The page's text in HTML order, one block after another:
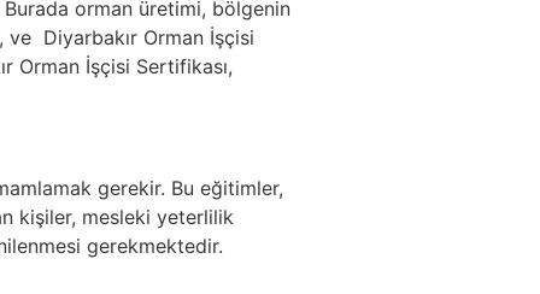
Burada orman üretimi, bölgenin
ve Diyarbakır Orman İşçisi
Orman İşçisi Sertifikası,
gerekir. Bu eğitimler,
kişiler, mesleki yeterlilik
gerekmektedir.